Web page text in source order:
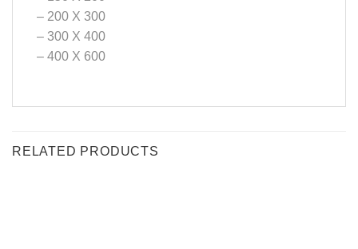
– 200 X 300
– 300 X 400
– 400 X 600
RELATED PRODUCTS